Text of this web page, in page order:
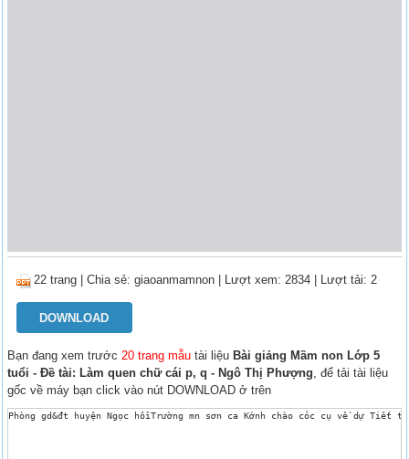
22 trang |Chia sẻ:giaoanmamnon | Lượt xem: 2834 | Lượt tải: 2
DOWNLOAD
Bạn đang xem trước20 trang mẫu tài liệu Bài giảng Mầm non Lớp 5
tuổi - Đề tài: Làm quen chữ cái p, q - Ngô Thị Phượng, để tải tài liệu
gốc về máy bạn click vào nút DOWNLOAD ở trên
Phòng gd&đt huyện Ngọc hồiTrường mn sơn ca Kớnh chào cỏc cụ về dự